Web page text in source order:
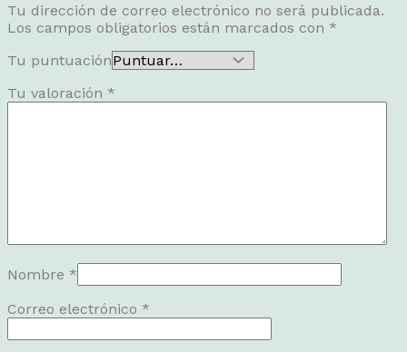
Tu dirección de correo electrónico no será publicada.
Los campos obligatorios están marcados con *
Tu puntuación
Tu valoración *
Nombre *
Correo electrónico *